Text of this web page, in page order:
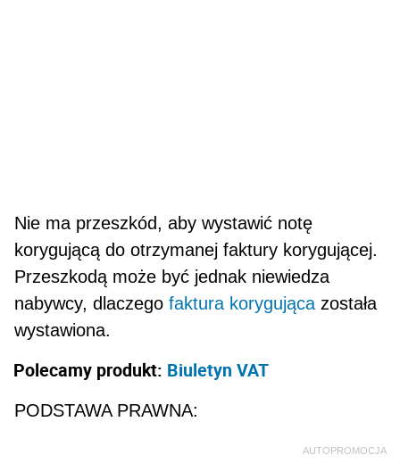
Nie ma przeszkód, aby wystawić notę
korygującą do otrzymanej faktury korygującej.
Przeszkodą może być jednak niewiedza
nabywcy, dlaczegofaktura korygująca została
wystawiona.
Polecamy produkt: Biuletyn VAT
PODSTAWA PRAWNA:
AUTOPROMOCJA